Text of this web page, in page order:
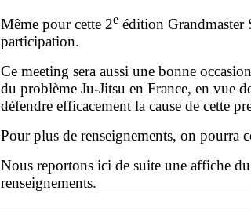
Même pour cette 2e édition Grandmaster
participation.
Ce meeting sera aussiune bonne
du problème Ju-Jitsu en France, en vue
défendre efficacement la cause de cette
Pour plus de renseignements, on
Nous reportons ici de suite une affiche
renseignements.